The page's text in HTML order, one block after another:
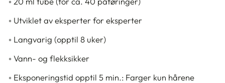
◦ Utviklet av eksperter for eksperter
◦ Langvarig (opptil 8 uker)
◦ Vann- og flekksikker
◦ Eksponeringstid opptil 5 min.: Farger kun hårene